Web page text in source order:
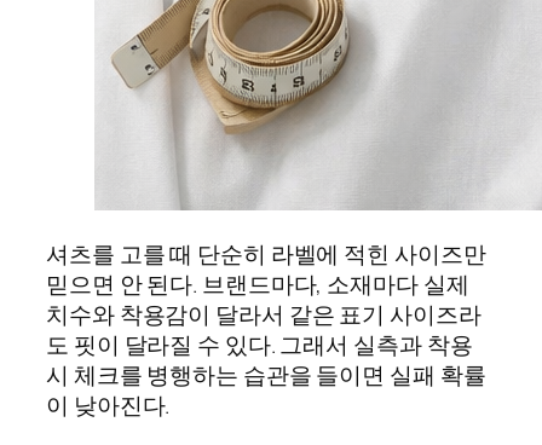
셔츠를 고를 때 단순히 라벨에 적힌 사이즈만
믿으면 안 된다. 브랜드마다, 소재마다 실제
치수와 착용감이 달라서 같은 표기 사이즈라
도 핏이 달라질 수 있다. 그래서 실측과 착용
시 체크를 병행하는 습관을 들이면 실패 확률
이 낮아진다.